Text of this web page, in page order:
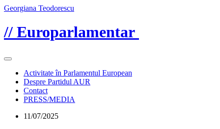
Georgiana Teodorescu
// Europarlamentar
Activitate în Parlamentul European
Despre Partidul AUR
Contact
PRESS/MEDIA
11/07/2025